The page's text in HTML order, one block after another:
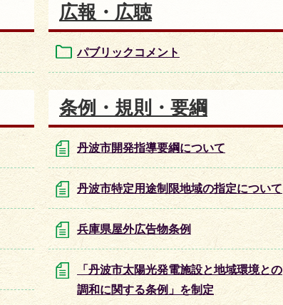
広報・広聴
パブリックコメント
条例・規則・要綱
丹波市開発指導要綱について
丹波市特定用途制限地域の指定について
兵庫県屋外広告物条例
「丹波市太陽光発電施設と地域環境との
調和に関する条例」を制定